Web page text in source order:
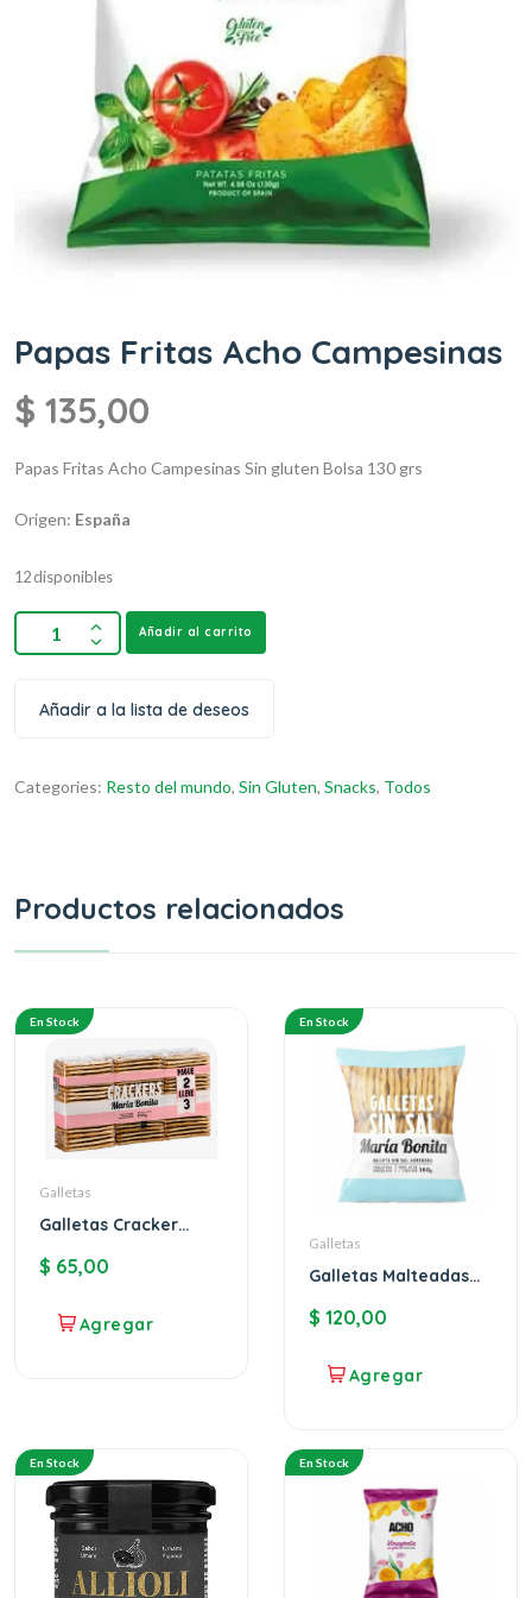
Papas Fritas Acho Campesinas
$ 135,00
Papas Fritas Acho Campesinas Sin gluten Bolsa 130 grs
Origen: España
12 disponibles
Añadir al carrito
Añadir a la lista de deseos
Categories: Resto del mundo, Sin Gluten, Snacks, Todos
Productos relacionados
En Stock
Galletas
Galletas Cracker
$ 65,00
En Stock
Galletas
Galletas Malteadas
$ 120,00
En Stock En Stock